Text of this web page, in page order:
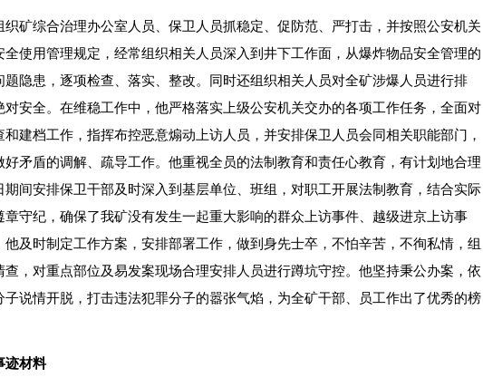
矿综合治理办公室人员、保卫人员抓稳定、促防范、严打击，并按照公安机关
使用管理规定，经常组织相关人员深入到井下工作面，从爆炸物品安全管理的
隐患，逐项检查、落实、整改。同时还组织相关人员对全矿涉爆人员进行排
安全。在维稳工作中，他严格落实上级公安机关交办的各项工作任务，全面对
建档工作，指挥布控恶意煽动上访人员，并安排保卫人员会同相关职能部门，
矛盾的调解、疏导工作。他重视全员的法制教育和责任心教育，有计划地合理
间安排保卫干部及时深入到基层单位、班组，对职工开展法制教育，结合实际
守纪，确保了我矿没有发生一起重大影响的群众上访事件、越级进京上访事
及时制定工作方案，安排部署工作，做到身先士卒，不怕辛苦，不徇私情，组
，对重点部位及易发案现场合理安排人员进行蹲坑守控。他坚持秉公办案，依
说情开脱，打击违法犯罪分子的嚣张气焰，为全矿干部、员工作出了优秀的榜
迹材料